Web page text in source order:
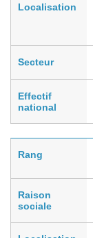
Localisation
Secteur
Effectif
national
Rang
Raison
sociale